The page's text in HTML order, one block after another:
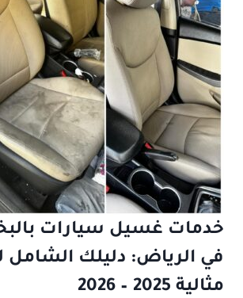
خدمات غسيل سيارات
في الرياض: دليلك الشامل
مثالية 2025 – 2026